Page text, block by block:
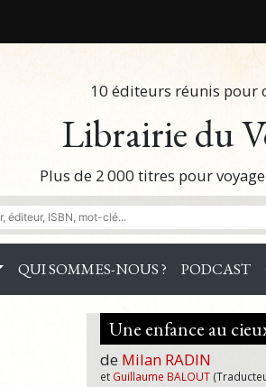
10 éditeurs réunis pour
Librairie du
Plus de 2 000 titres pour
QUI SOMMES-NOUS ? PODCAST
Une enfance au
de Milan RADIN
et Guillaume BALOUT